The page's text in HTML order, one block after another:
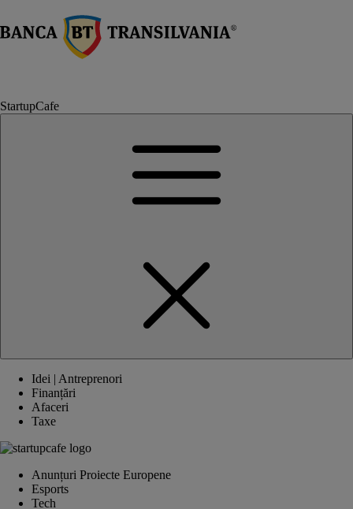
StartupCafe
Idei | Antreprenori
Finanțări
Afaceri
Taxe
Anunțuri Proiecte Europene
Esports
Tech